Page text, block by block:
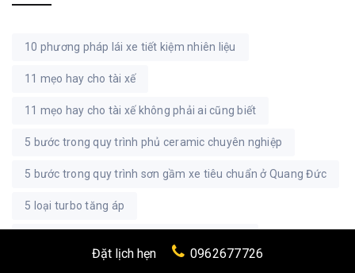
10 phương pháp lái xe tiết kiệm nhiên liệu
11 mẹo hay cho tài xế
11 mẹo hay cho tài xế không phải ai cũng biết
5 bước trong quy trình phủ ceramic chuyên nghiệp
5 bước trong quy trình sơn gầm xe tiêu chuẩn ở Quang Đức
5 loại turbo tăng áp
Đặt lịch hẹn 0962677726